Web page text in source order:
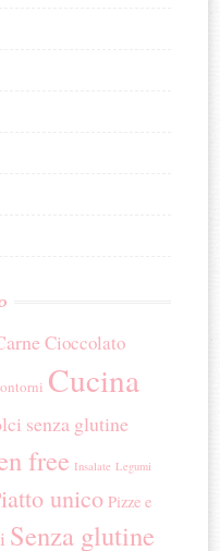
Cioccolato
Cucina
senza glutine
free Insalate Legumi
unico Pizze e
Senza glutine